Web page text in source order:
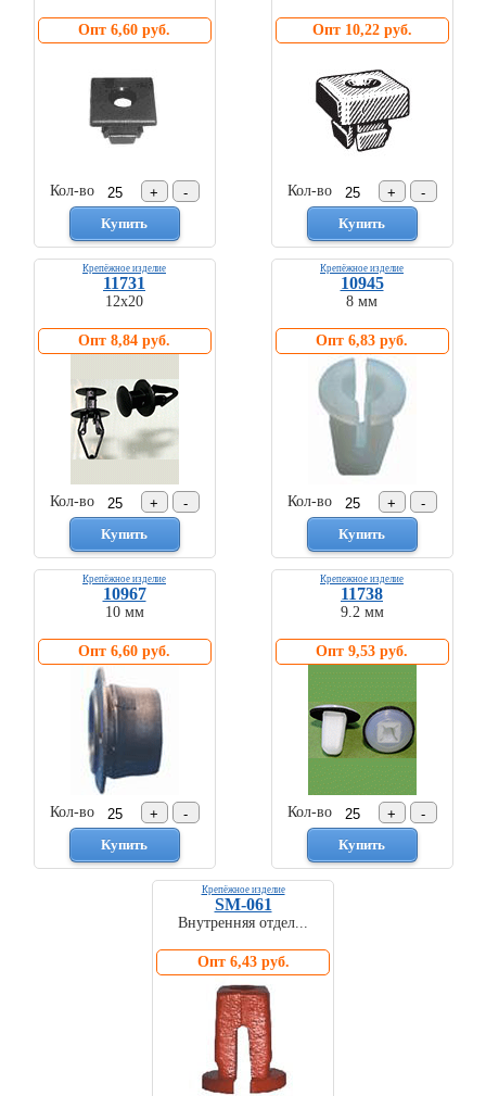
ходового
автокрепежа
стеклоомывателя
Металлический
Опт 6,60 руб.
Кол-во
Опт 10,22 руб.
Кол-во
Крепёжное изделие
11731
12х20
Опт 8,84 руб.
Кол-во
Крепёжное изделие
10945
8 мм
Опт 6,83 руб.
Кол-во
Крепёжное изделие
10967
10 мм
Опт 6,60 руб.
Кол-во
Крепежное изделие
11738
9.2 мм
Опт 9,53 руб.
Кол-во
Крепёжное изделие
SM-061
Внутренняя отдел...
Опт 6,43 руб.